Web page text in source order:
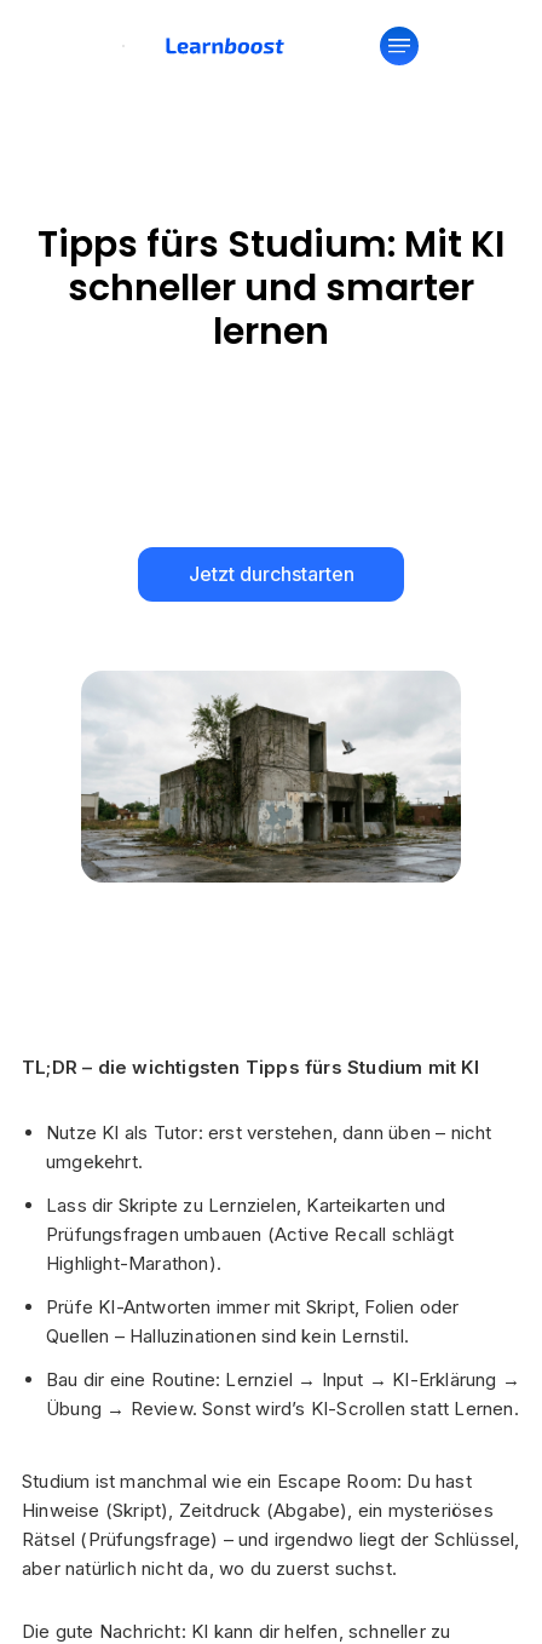
Tipps fürs Studium: Mit KI
schneller und smarter
lernen
Jetzt durchstarten
TL;DR – die wichtigsten Tipps fürs Studium mit KI
Nutze KI als Tutor: erst verstehen, dann üben – nicht
umgekehrt.
Lass dir Skripte zu Lernzielen, Karteikarten und
Prüfungsfragen umbauen (Active Recall schlägt
Highlight-Marathon).
Prüfe KI-Antworten immer mit Skript, Folien oder
Quellen – Halluzinationen sind kein Lernstil.
Bau dir eine Routine: Lernziel → Input → KI-Erklärung →
Übung → Review. Sonst wird’s KI-Scrollen statt Lernen.
Studium ist manchmal wie ein Escape Room: Du hast
Hinweise (Skript), Zeitdruck (Abgabe), ein mysteriöses
Rätsel (Prüfungsfrage) – und irgendwo liegt der Schlüssel,
aber natürlich nicht da, wo du zuerst suchst.
Die gute Nachricht: KI kann dir helfen, schneller zu